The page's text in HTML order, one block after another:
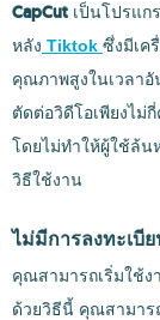
CapCut เป็นโปรแก
หลัง Tiktok ซึ่งมีเค
คุณภาพสูงในเวลา
ตัดต่อวิดีโอเพียงไม่
โดยไม่ทำให้ผู้ใช้ล้น
วิธีใช้งาน
ไม่มีการลงทะเบี
คุณสามารถเริ่มใช้ง
ด้วยวิธีนี้ คุณสามาร